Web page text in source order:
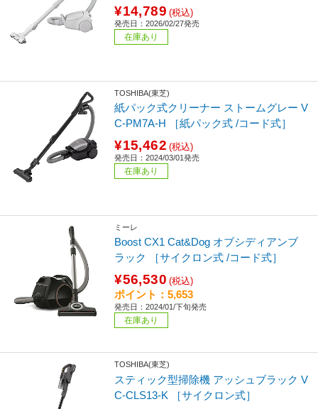
¥14,789 (税込)
発売日：2026/02/27発売
在庫あり
TOSHIBA(東芝)
紙パック式クリーナー ストームグレー V
C-PM7A-H ［紙パック式 /コード式］
¥15,462 (税込)
発売日：2024/03/01発売
在庫あり
ミーレ
Boost CX1 Cat&Dog オブシディアンブ
ラック ［サイクロン式 /コード式］
¥56,530 (税込)
ポイント：5,653
発売日：2024/01/下旬発売
在庫あり
TOSHIBA(東芝)
スティック型掃除機 アッシュブラック V
C-CLS13-K ［サイクロン式］